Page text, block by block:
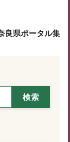
良県ポータル集